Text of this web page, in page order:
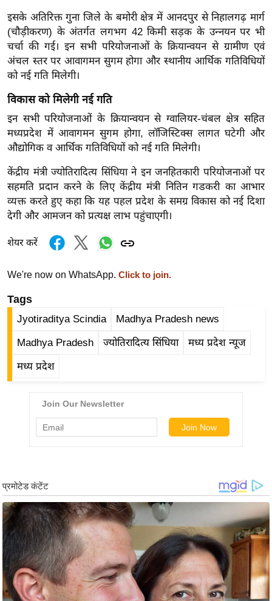
बॉ
ली
वु
ड
हॉ
ली
वु
ड
फि
स
मी
क्षा
r
a
i
n
N
e
इ
ल
टे
क्नॉ
लॉ
जी
ब्यू
टी
इसके अतिरिक्त गुना जिले के बमोरी क्षेत्र में आनदपुर से निहालगढ़ मार्ग
(चौड़ीकरण) के अंतर्गत लगभग 42 किमी सड़क के उन्नयन पर भी
चर्चा की गई। इन सभी परियोजनाओं के क्रियान्वयन से ग्रामीण एवं
अंचल स्तर पर आवागमन सुगम होगा और स्थानीय आर्थिक गतिविधियों
को नई गति मिलेगी।
विकास को मिलेगी नई गति
इन सभी परियोजनाओं के क्रियान्वयन से ग्वालियर-चंबल क्षेत्र सहित
मध्यप्रदेश में आवागमन सुगम होगा, लॉजिस्टिक्स लागत घटेगी और
औद्योगिक व आर्थिक गतिविधियों को नई गति मिलेगी।
केंद्रीय मंत्री ज्योतिरादित्य सिंधिया ने इन जनहितकारी परियोजनाओं पर
सहमति प्रदान करने के लिए केंद्रीय मंत्री नितिन गडकरी का आभार
व्यक्त करते हुए कहा कि यह पहल प्रदेश के समग्र विकास को नई दिशा
देगी और आमजन को प्रत्यक्ष लाभ पहुंचाएगी।
शेयर करें
We're now on WhatsApp. Click to join.
Tags
Jyotiraditya Scindia Madhya Pradesh news
Madhya Pradesh ज्योतिरादित्य सिंधिया मध्य प्रदेश न्यूज
मध्य प्रदेश